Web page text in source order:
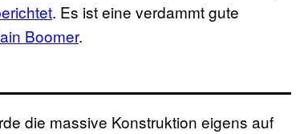
. Es ist eine verdammt gute
Boomer.
die massive Konstruktion eigens auf